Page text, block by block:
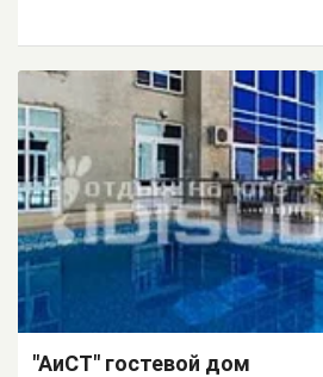
"АиСТ" гостевой дом